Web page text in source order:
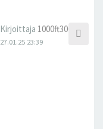
Kirjoittaja 1000ft300m
27.01.25 23:39